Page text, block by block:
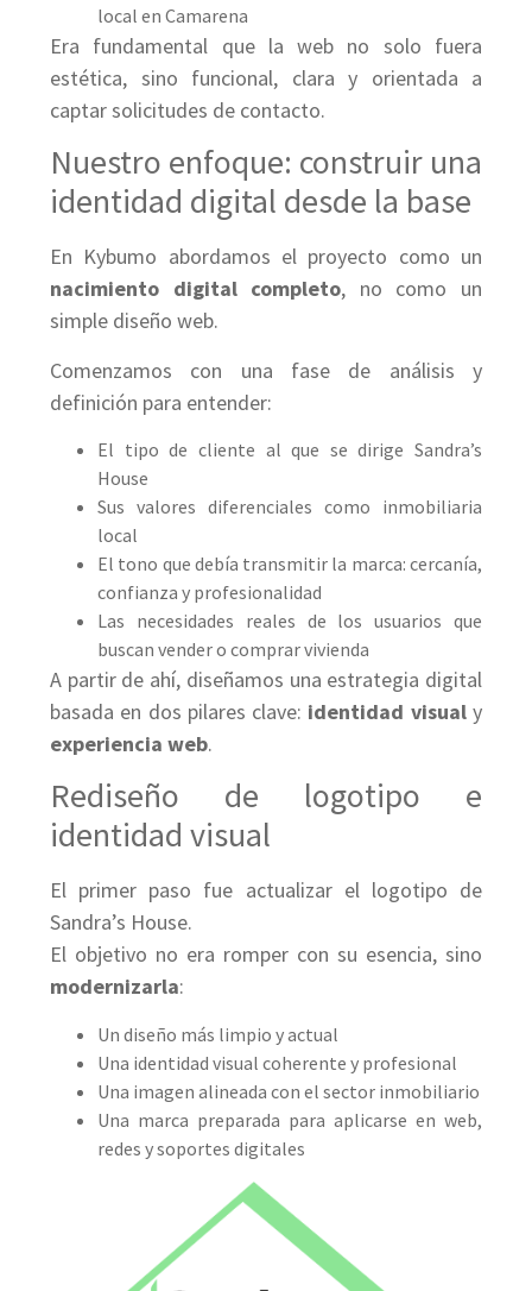
local en Camarena
Era fundamental que la web no solo fuera
estética, sino funcional, clara y orientada a
captar solicitudes de contacto.
Nuestro enfoque: construir una
identidad digital desde la base
En Kybumo abordamos el proyecto como un
nacimiento digital completo, no como un
simple diseño web.
Comenzamos con una fase de análisis y
definición para entender:
El tipo de cliente al que se dirige Sandra’s
House
Sus valores diferenciales como inmobiliaria
local
El tono que debía transmitir la marca: cercanía,
confianza y profesionalidad
Las necesidades reales de los usuarios que
buscan vender o comprar vivienda
A partir de ahí, diseñamos una estrategia digital
basada en dos pilares clave: identidad visualy
experiencia web.
Rediseño de logotipo e
identidad visual
El primer paso fue actualizar el logotipo de
Sandra’s House.
El objetivo no era romper con su esencia, sino
modernizarla:
Un diseño más limpio y actual
Una identidad visual coherente y profesional
Una imagen alineada con el sector inmobiliario
Una marca preparada para aplicarse en web,
redes y soportes digitales